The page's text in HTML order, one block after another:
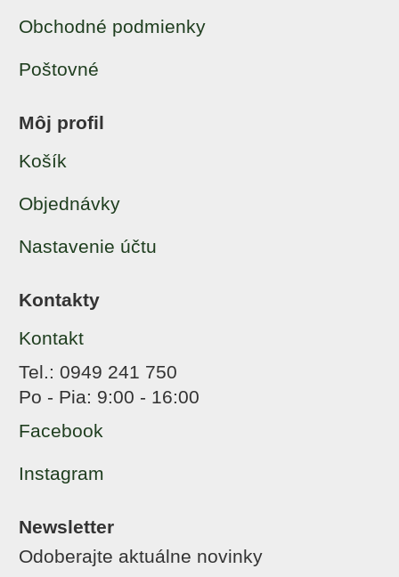
Obchodné podmienky
Poštovné
Môj profil
Košík
Objednávky
Nastavenie účtu
Kontakty
Kontakt
Tel.: 0949 241 750
Po - Pia: 9:00 - 16:00
Facebook
Instagram
Newsletter
Odoberajte aktuálne novinky